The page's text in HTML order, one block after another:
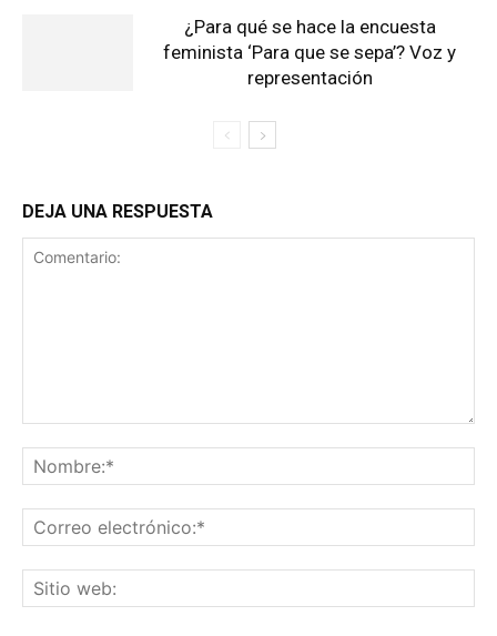
¿Para qué se hace la encuesta
feminista ‘Para que se sepa’? Voz y
representación
DEJA UNA RESPUESTA